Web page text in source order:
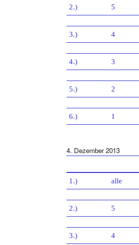
2.) 5
3.) 4
4.) 3
5.) 2
6.) 1
4. Dezember 2013
1.) alle
2.) 5
3.) 4